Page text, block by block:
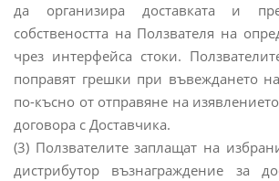
да организира доставката и
собствеността на Ползвателя на
чрез интерфейса стоки.
поправят грешки при въвеждането
по-късно от отправяне на
договора с Доставчика.
(3) Ползвателите заплащат на
дистрибутор възнаграждение за